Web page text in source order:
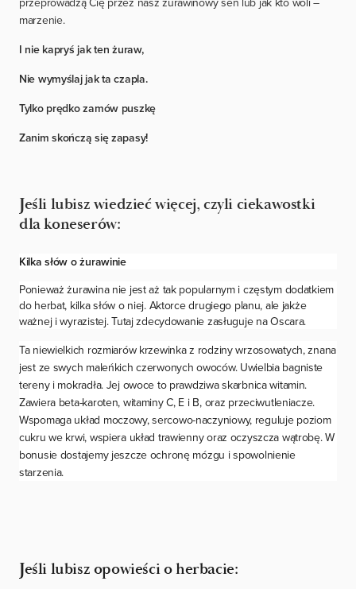
marzenie.
I nie kapryś jak ten żuraw,
Nie wymyślaj jak ta czapla.
Tylko prędko zamów puszkę
Zanim skończą się zapasy!
Jeśli lubisz wiedzieć więcej, czyli ciekawostki
dla koneserów:
Kilka słów o żurawinie
Ponieważ żurawina nie jest aż tak popularnym i częstym dodatkiem
do herbat, kilka słów o niej. Aktorce drugiego planu, ale jakże
ważnej i wyrazistej. Tutaj zdecydowanie zasługuje na Oscara.
Ta niewielkich rozmiarów krzewinka z rodziny wrzosowatych, znana
jest ze swych maleńkich czerwonych owoców. Uwielbia bagniste
tereny i mokradła. Jej owoce to prawdziwa skarbnica witamin.
Zawiera beta-karoten, witaminy C, E i B, oraz przeciwutleniacze.
Wspomaga układ moczowy, sercowo-naczyniowy, reguluje poziom
cukru we krwi, wspiera układ trawienny oraz oczyszcza wątrobę. W
bonusie dostajemy jeszcze ochronę mózgu i spowolnienie
starzenia.
Jeśli lubisz opowieści o herbacie: